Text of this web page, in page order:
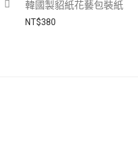
韓國製貂紙花藝包裝紙
NT$380